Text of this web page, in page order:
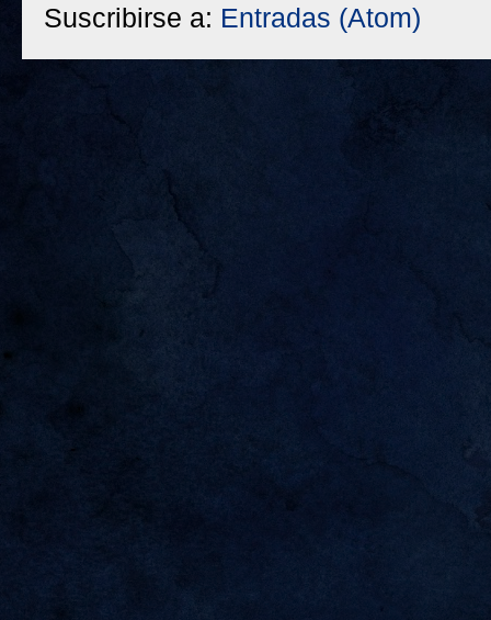
Suscribirse a: Entradas (Atom)